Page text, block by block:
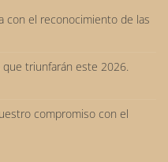
con el reconocimiento de las
triunfarán este 2026.
compromiso con el